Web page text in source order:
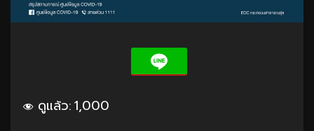
ดูแล้ว:1,000